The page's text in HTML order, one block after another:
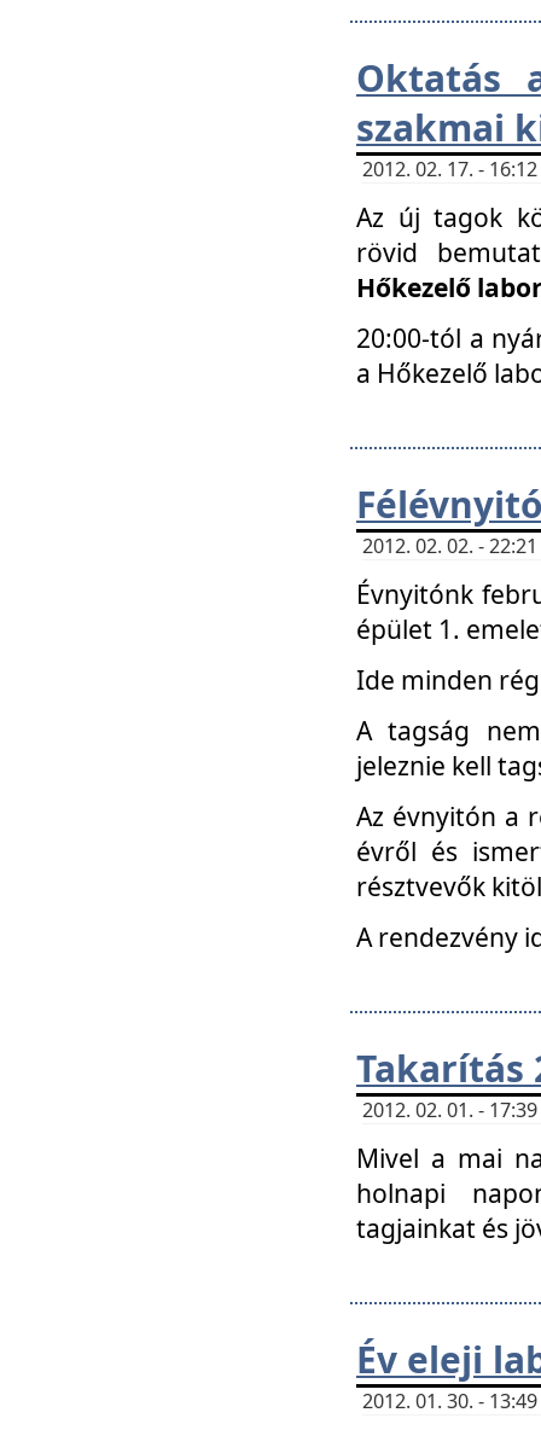
Oktatás
szakmai
2012. 02. 17. -
Az új tagok
rövid
Hőkezelő
20:00-tól a
a Hőkezelő
2012. 02. 02. -
Évnyitónk
épület 1.
Ide minden
A tagság
jeleznie kell
Az évnyitón a
évről és
résztvevők
A rendezvény
Takarítás
2012. 02. 01. -
Mivel a mai
holnapi
tagjainkat és
Év eleji
2012. 01. 30. -